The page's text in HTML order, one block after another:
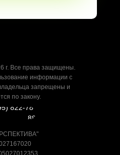
822-78-
88
г. Все права защищены.
информации с
запрещены и
по закону.